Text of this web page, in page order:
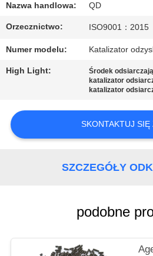
SKONTAKTUJ
SIĘ
Z
NAMI
AKTUALNOŚCI
SPRAWY
POLICY
Nazwa handlowa: QD
Orzecznictwo: ISO9001：2015
Numer modelu: Katalizator
High Light: Środek
katalizator
katalizator
SKONTAKTUJ SIĘ
SZCZEGÓŁY
podobne